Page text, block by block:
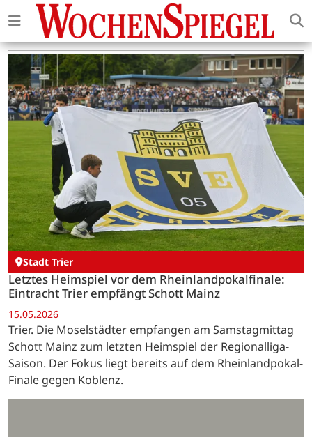
Stadt Trier
Letztes Heimspiel vor dem Rheinlandpokalfinale:
Eintracht Trier empfängt Schott Mainz
15.05.2026
Trier. Die Moselstädter empfangen am Samstagmittag
Schott Mainz zum letzten Heimspiel der Regionalliga-
Saison. Der Fokus liegt bereits auf dem Rheinlandpokal-
Finale gegen Koblenz.